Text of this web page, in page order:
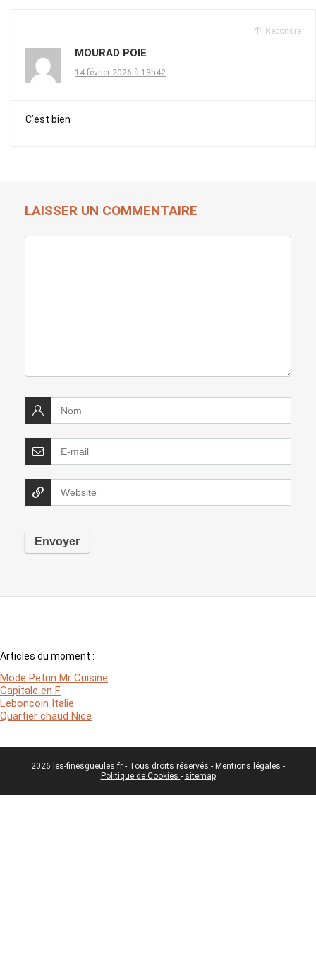
Répondre
MOURAD POIE
14 février 2026 à 13h42
C’est bien
LAISSER UN COMMENTAIRE
Articles du moment :
Mode Petrin Mr Cuisine
Capitale en F
Leboncoin Italie
Quartier chaud Nice
2026 les-finesgueules.fr - Tous droits réservés - Mentions légales -
Politique de Cookies - sitemap